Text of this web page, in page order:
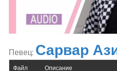
Певец: Сарвар
Файл Описание